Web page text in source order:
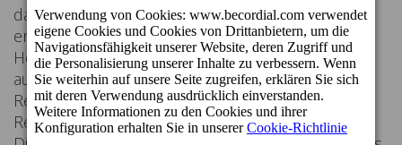
daher eine Onlinereservierung durchführen,
erfolgt eine direkte Vertragsschließung mit dem
Hotel und nicht mit dem Internetportal. Die
ausgedruckte Version der durchgeführten
Reservierung, dient bei der Anreise im Hotel als
Reservierungsbeleg.